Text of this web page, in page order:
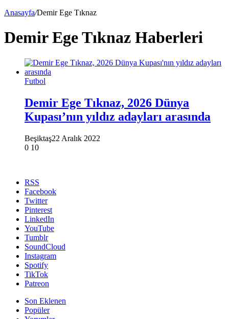
Anasayfa/Demir Ege Tıknaz
Demir Ege Tıknaz Haberleri
Futbol
Demir Ege Tıknaz, 2026 Dünya
Kupası’nın yıldız adayları arasında
Beşiktaş22 Aralık 2022
0 10
RSS
Facebook
Twitter
Pinterest
LinkedIn
YouTube
Tumblr
SoundCloud
Instagram
Spotify
TikTok
Patreon
Son Eklenen
Popüler